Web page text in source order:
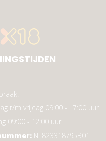
t/m vrijdag 09:00 - 17:00 uur
09:00 - 12:00 uur
NL823318795B01